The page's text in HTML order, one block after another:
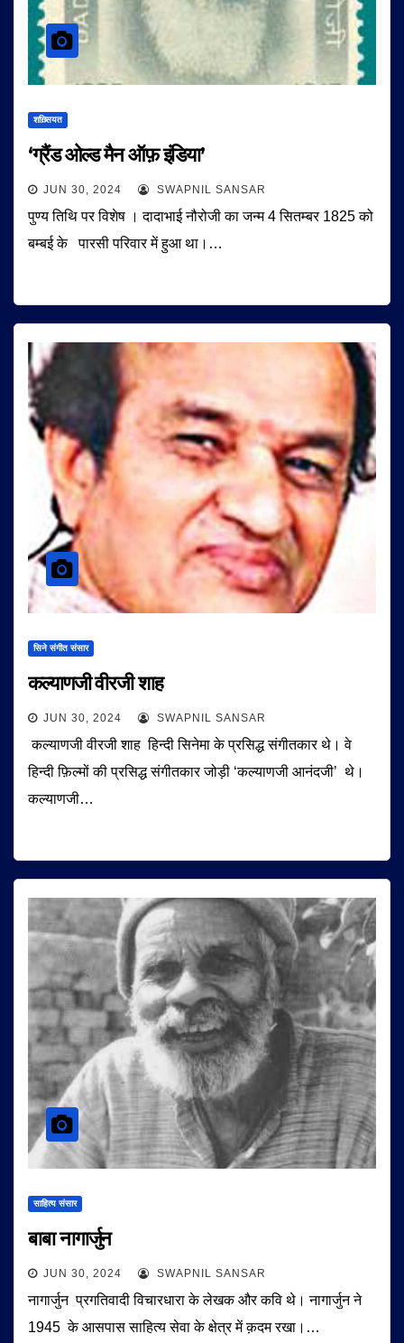
शख़्सियत
‘ग्रैंड ओल्ड मैन ऑफ़ इंडिया’
JUN 30, 2024 SWAPNIL SANSAR
पुण्य तिथि पर विशेष । दादाभाई नौरोजी का जन्म 4 सितम्बर 1825 को
बम्बई के पारसी परिवार में हुआ था।…
सिने संगीत संसार
कल्याणजी वीरजी शाह
JUN 30, 2024 SWAPNIL SANSAR
कल्याणजी वीरजी शाह हिन्दी सिनेमा के प्रसिद्ध संगीतकार थे। वे
हिन्दी फ़िल्मों की प्रसिद्ध संगीतकार जोड़ी ‘कल्याणजी आनंदजी’ थे।
कल्याणजी…
साहित्य संसार
बाबा नागार्जुन
JUN 30, 2024 SWAPNIL SANSAR
नागार्जुन प्रगतिवादी विचारधारा के लेखक और कवि थे। नागार्जुन ने
1945 के आसपास साहित्य सेवा के क्षेत्र में क़दम रखा।…